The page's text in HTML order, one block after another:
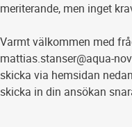
meriterande, men inget
Varmt välkommen med
mattias.stanser@aqua-
skicka via hemsidan
skicka in din ansökan